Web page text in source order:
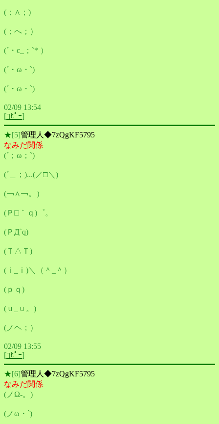
(；∧；)
(；へ；）
(´・c_；`* ）
(´・ω・`)
(´・ω・`)
02/09 13:54
[ｺﾋﾟｰ]
★[5]管理人◆7zQgKF5795
なみだ関係
(´；ω；`)
(´＿；)...(／□＼)
(￢∧￢。）
(Ｐ□｀ｑ)゜。
(ＰД`q)
(Ｔ△Ｔ)
(ｉ_ｉ)＼（＾_＾）
(ｐｑ)
(ｕ_ｕ。)
(ノヘ；）
02/09 13:55
[ｺﾋﾟｰ]
★[6]管理人◆7zQgKF5795
なみだ関係
(ノΩ-。)
(ノω・`)